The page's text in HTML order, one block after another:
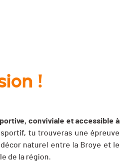
!
conviviale et accessible à
tu trouveras une épreuve
naturel entre la Broye et le
de la région.